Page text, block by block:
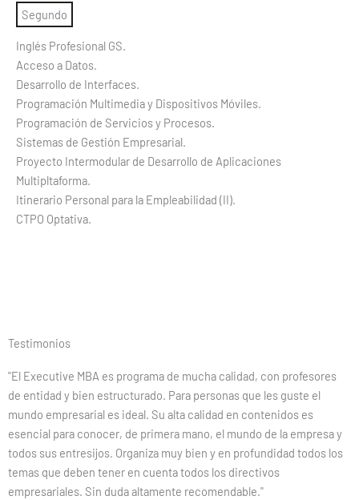
Segundo
Inglés Profesional GS.
Acceso a Datos.
Desarrollo de Interfaces.
Programación Multimedia y Dispositivos Móviles.
Programación de Servicios y Procesos.
Sistemas de Gestión Empresarial.
Proyecto Intermodular de Desarrollo de Aplicaciones
Multipltaforma.
Itinerario Personal para la Empleabilidad (II).
CTPO Optativa.
Testimonios
"El Executive MBA es programa de mucha calidad, con profesores
de entidad y bien estructurado. Para personas que les guste el
mundo empresarial es ideal. Su alta calidad en contenidos es
esencial para conocer, de primera mano, el mundo de la empresa y
todos sus entresijos. Organiza muy bien y en profundidad todos los
temas que deben tener en cuenta todos los directivos
empresariales. Sin duda altamente recomendable."